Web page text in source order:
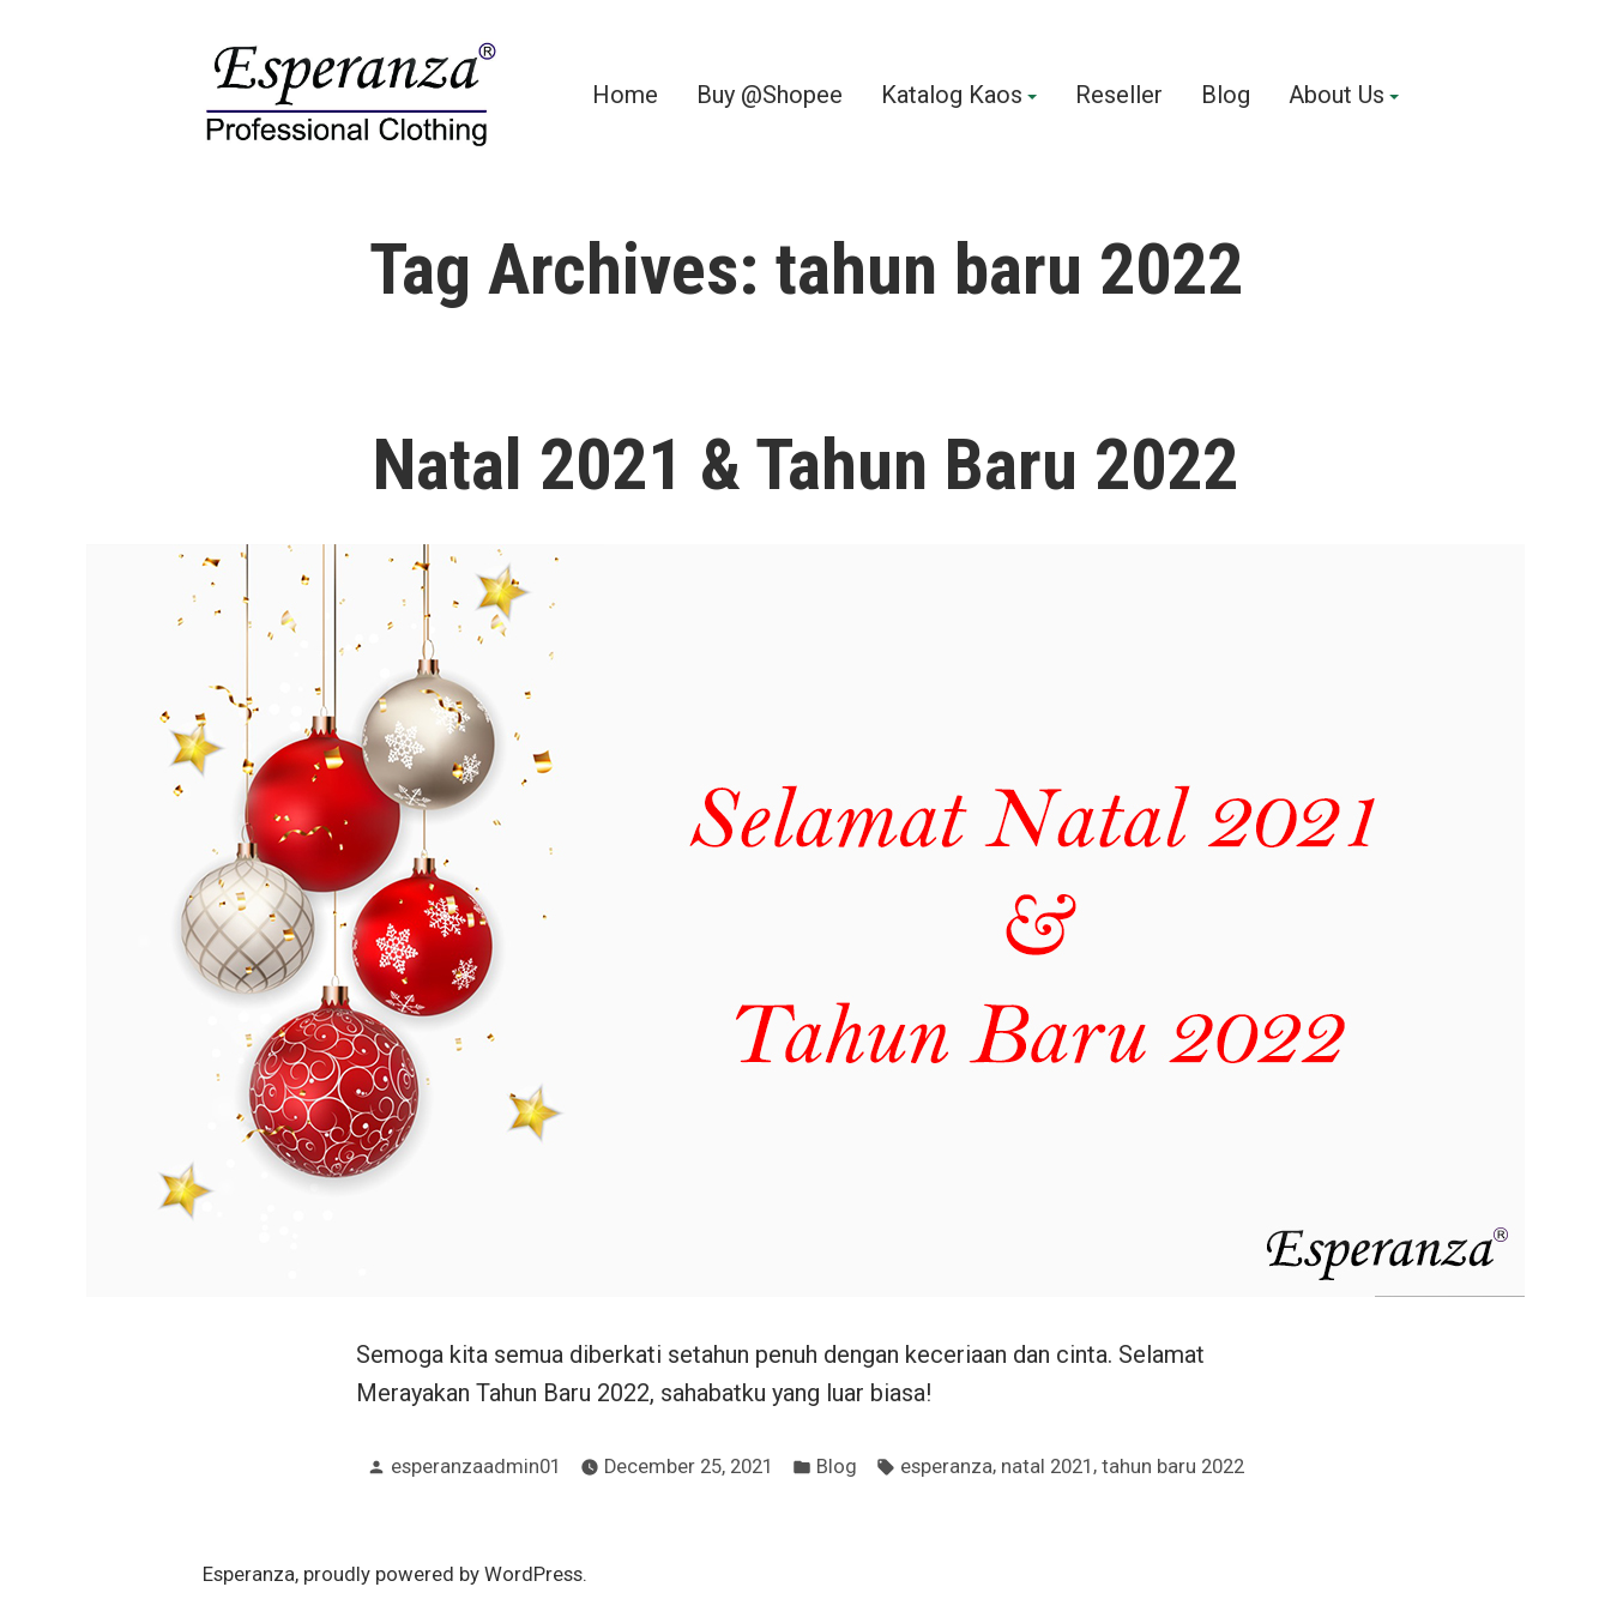
Home Buy @Shopee Katalog Kaos Reseller Blog About Us
Tag Archives: tahun baru 2022
Natal 2021 & Tahun Baru 2022
Semoga kita semua diberkati setahun penuh dengan keceriaan dan cinta. Selamat
Merayakan Tahun Baru 2022, sahabatku yang luar biasa!
Posted
esperanzaadmin01 December 25, 2021
Posted
Blog Tags:
esperanza, natal 2021 , tahun baru 2022
Esperanza, proudly powered by WordPress.